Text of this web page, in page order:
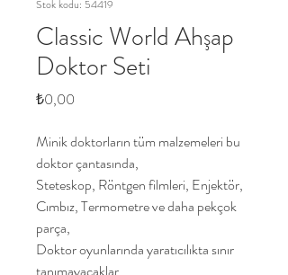
Stok kodu: 54419
Classic World Ahşap
Doktor Seti
₺0,00
Minik doktorların tüm malzemeleri bu
doktor çantasında,
Steteskop, Röntgen filmleri, Enjektör,
Cımbız, Termometre ve daha pekçok
parça,
Doktor oyunlarında yaratıcılıkta sınır